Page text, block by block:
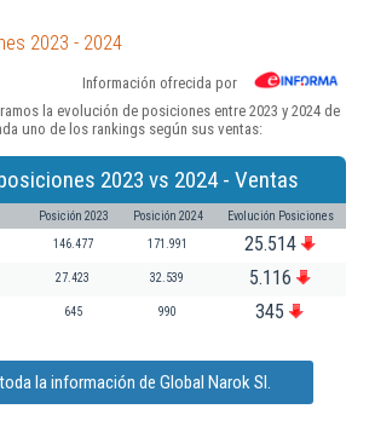
2023 - 2024
Información ofrecida por
la evolución de posiciones entre 2023 y 2024 de
uno de los rankings según sus ventas:
2023 vs 2024 - Ventas
Posición 2023 Posición 2024 Evolución Posiciones
146.477 171.991 25.514
27.423 32.539 5.116
645 990 345
la información de Global Narok Sl.